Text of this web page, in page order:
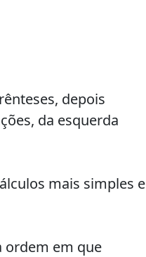
depois
da esquerda
mais simples e
ordem em que